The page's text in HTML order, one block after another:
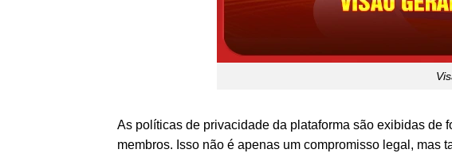
As políticas de privacidade da plataforma são exibidas de
membros. Isso não é apenas um compromisso legal,